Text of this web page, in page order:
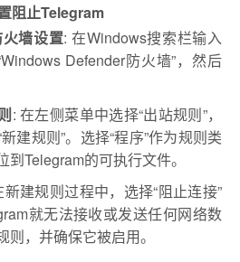
阻止Telegram
墙设置: 在Windows搜索栏输入
Defender防火墙”，然后
: 在左侧菜单中选择“出站规则”，
建规则”。选择“程序”作为规则类
到Telegram的可执行文件。
新建规则过程中，选择“阻止连接”
就无法接收或发送任何网络数
，并确保它被启用。